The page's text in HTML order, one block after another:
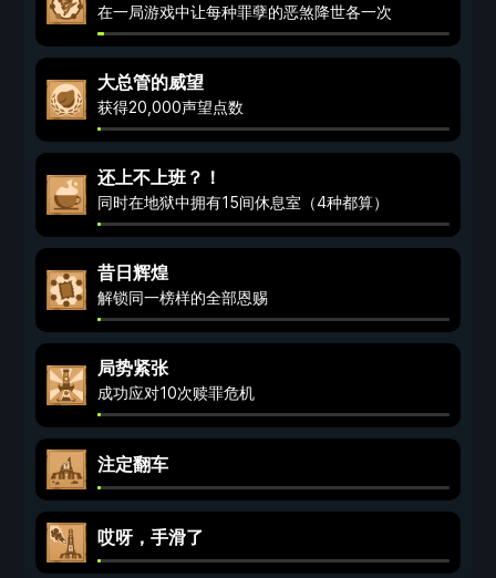
在一局游戏中让每种罪孽的恶煞降世各一次
大总管的威望
获得20,000声望点数
还上不上班？！
同时在地狱中拥有15间休息室（4种都算）
昔日辉煌
解锁同一榜样的全部恩赐
局势紧张
成功应对10次赎罪危机
注定翻车
哎呀，手滑了